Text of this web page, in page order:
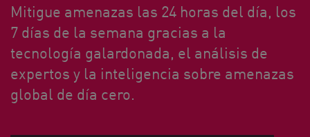
Mitigue amenazas las 24 horas del día, los
7 días de la semana gracias a la
tecnología galardonada, el análisis de
expertos y la inteligencia sobre amenazas
global de día cero.